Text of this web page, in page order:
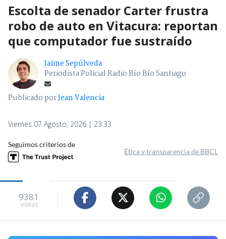
Escolta de senador Carter frustra
robo de auto en Vitacura: reportan
que computador fue sustraído
Jaime Sepúlveda
Periodista Policial Radio Bío Bío Santiago
Publicado porJean Valencia
Viernes 07 Agosto, 2026 | 23:33
Seguimos criterios de
Ética y transparencia de BBCL
9381
visitas